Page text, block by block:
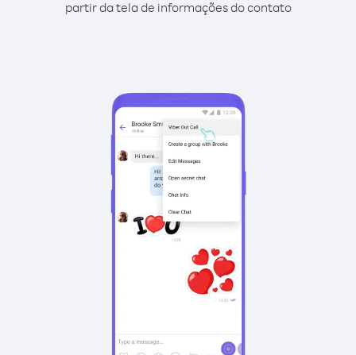
partir da tela de informações do contato